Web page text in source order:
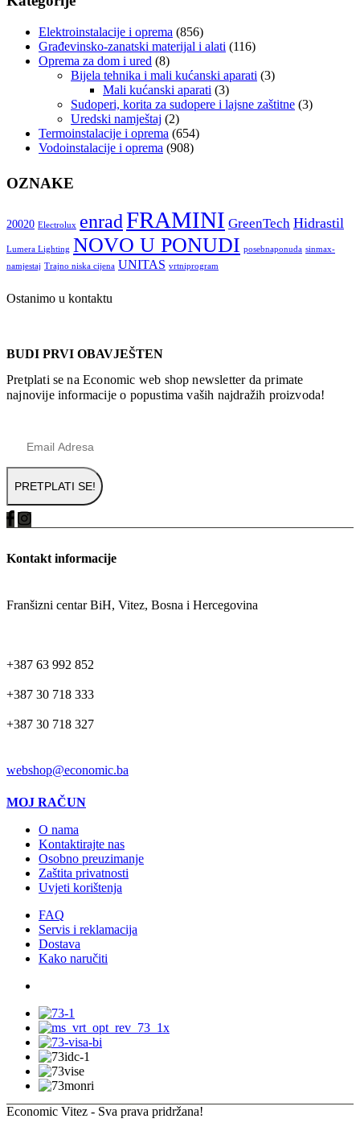
Elektroinstalacije i oprema (856)
Građevinsko-zanatski materijal i alati (116)
Oprema za dom i ured (8)
Bijela tehnika i mali kućanski aparati (3)
Mali kućanski aparati (3)
Sudoperi, korita za sudopere i lajsne zaštitne (3)
Uredski namještaj (2)
Termoinstalacije i oprema (654)
Vodoinstalacije i oprema (908)
OZNAKE
20020 Electrolux enradFRAMINI GreenTech Hidrastil
Lumera Lighting NOVO U PONUDI posebnaponuda sinmax-
namjestaj Trajno niska cijena UNITAS vrtniprogram
Ostanimo u kontaktu
BUDI PRVI OBAVJEŠTEN
Pretplati se na Economic web shop newsletter da primate
najnovije informacije o popustima vaših najdražih proizvoda!
Kontakt informacije
Franšizni centar BiH, Vitez, Bosna i Hercegovina
+387 63 992 852
+387 30 718 333
+387 30 718 327
webshop@economic.ba
MOJ RAČUN
O nama
Kontaktirajte nas
Osobno preuzimanje
Zaštita privatnosti
Uvjeti korištenja
FAQ
Servis i reklamacija
Dostava
Kako naručiti
Economic Vitez - Sva prava pridržana!